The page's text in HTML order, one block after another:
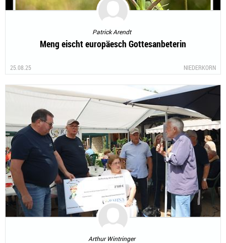
Patrick Arendt
Meng eischt europäesch Gottesanbeterin
25.08.25 NIEDERKORN
Arthur Wintringer